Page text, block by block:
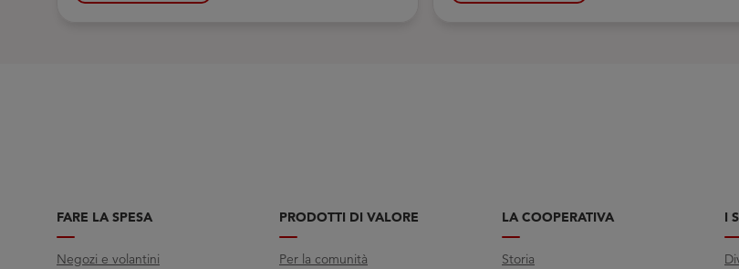
FARE LA SPESA
Negozi e volantini
PRODOTTI DI VALORE
Per la comunità
LA COOPERATIVA
Storia
I